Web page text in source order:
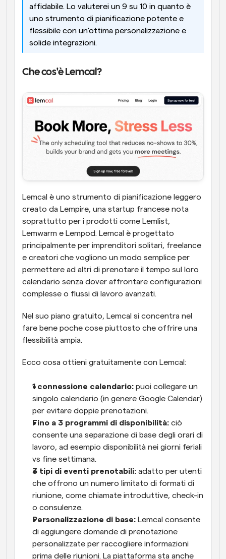
affidabile. Lo valuterei un 9 su 10 in quanto è
uno strumento di pianificazione potente e
flessibile con un'ottima personalizzazione e
solide integrazioni.
Che cos'è Lemcal?
Lemcal è uno strumento di pianificazione leggero
creato da Lempire, una startup francese nota
soprattutto per i prodotti come Lemlist,
Lemwarm e Lempod. Lemcal è progettato
principalmente per imprenditori solitari, freelance
e creatori che vogliono un modo semplice per
permettere ad altri di prenotare il tempo sul loro
calendario senza dover affrontare configurazioni
complesse o flussi di lavoro avanzati.
Nel suo piano gratuito, Lemcal si concentra nel
fare bene poche cose piuttosto che offrire una
flessibilità ampia.
Ecco cosa ottieni gratuitamente con Lemcal:
1 connessione calendario: puoi collegare un
singolo calendario (in genere Google Calendar)
per evitare doppie prenotazioni.
Fino a 3 programmi di disponibilità: ciò
consente una separazione di base degli orari di
lavoro, ad esempio disponibilità nei giorni feriali
vs fine settimana.
3 tipi di eventi prenotabili: adatto per utenti
che offrono un numero limitato di formati di
riunione, come chiamate introduttive, check-in
o consulenze.
Personalizzazione di base: Lemcal consente
di aggiungere domande di prenotazione
personalizzate per raccogliere informazioni
prima delle riunioni. La piattaforma sta anche